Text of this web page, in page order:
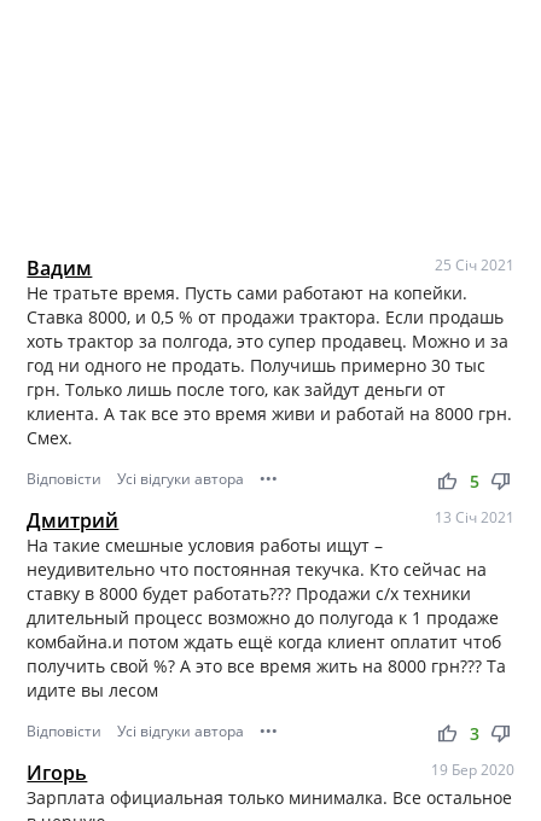
Вадим 25 Січ 2021
Не тратьте время. Пусть сами работают на копейки.
Ставка 8000, и 0,5 % от продажи трактора. Если продашь
хоть трактор за полгода, это супер продавец. Можно и за
год ни одного не продать. Получишь примерно 30 тыс
грн. Только лишь после того, как зайдут деньги от
клиента. А так все это время живи и работай на 8000 грн.
Смех.
Відповісти Усі відгуки автора ••• thumb_up thumb_down
5
Дмитрий 13 Січ 2021
На такие смешные условия работы ищут –
неудивительно что постоянная текучка. Кто сейчас на
ставку в 8000 будет работать??? Продажи с/х техники
длительный процесс возможно до полугода к 1 продаже
комбайна.и потом ждать ещё когда клиент оплатит чтоб
получить свой %? А это все время жить на 8000 грн??? Та
идите вы лесом
Відповісти Усі відгуки автора ••• thumb_up thumb_down
3
Игорь 19 Бер 2020
Зарплата официальная только минималка. Все остальное